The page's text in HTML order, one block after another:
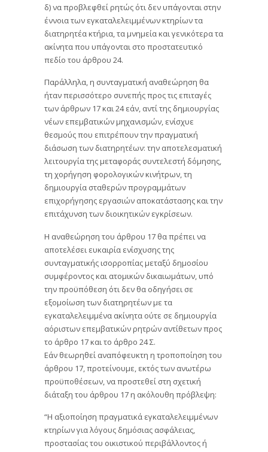
δ) να προβλεφθεί ρητώς ότι δεν υπάγονται στην
έννοια των εγκαταλελειμμένων κτηρίων τα
διατηρητέα κτήρια, τα μνημεία και γενικότερα τα
ακίνητα που υπάγονται στο προστατευτικό
πεδίο του άρθρου 24.
Παράλληλα, η συνταγματική αναθεώρηση θα
ήταν περισσότερο συνεπής προς τις επιταγές
των άρθρων 17 και 24 εάν, αντί της δημιουργίας
νέων επεμβατικών μηχανισμών, ενίσχυε
θεσμούς που επιτρέπουν την πραγματική
διάσωση των διατηρητέων: την αποτελεσματική
λειτουργία της μεταφοράς συντελεστή δόμησης,
τη χορήγηση φορολογικών κινήτρων, τη
δημιουργία σταθερών προγραμμάτων
επιχορήγησης εργασιών αποκατάστασης και την
επιτάχυνση των διοικητικών εγκρίσεων.
Η αναθεώρηση του άρθρου 17 θα πρέπει να
αποτελέσει ευκαιρία ενίσχυσης της
συνταγματικής ισορροπίας μεταξύ δημοσίου
συμφέροντος και ατομικών δικαιωμάτων, υπό
την προϋπόθεση ότι δεν θα οδηγήσει σε
εξομοίωση των διατηρητέων με τα
εγκαταλελειμμένα ακίνητα ούτε σε δημιουργία
αόριστων επεμβατικών ρητρών αντίθετων προς
το άρθρο 17 και το άρθρο 24 Σ.
Εάν θεωρηθεί αναπόφευκτη η τροποποίηση του
άρθρου 17, προτείνουμε, εκτός των ανωτέρω
προϋποθέσεων, να προστεθεί στη σχετική
διάταξη του άρθρου 17 η ακόλουθη πρόβλεψη:
“Η αξιοποίηση πραγματικά εγκαταλελειμμένων
κτηρίων για λόγους δημόσιας ασφάλειας,
προστασίας του οικιστικού περιβάλλοντος ή